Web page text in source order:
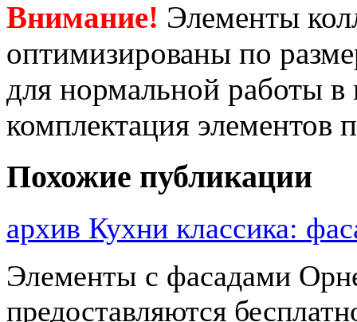
Внимание! Элементы
оптимизированы по
для нормальной работы
комплектация элементов
Похожие публикации
архив Кухни классика:
Элементы с фасадами
предоставляются